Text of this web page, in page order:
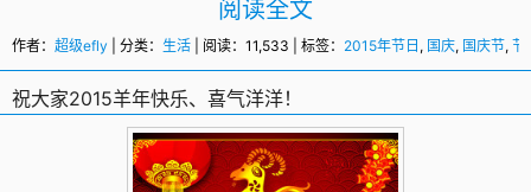
阅读全文
作者： 超级efly | 分类： 生活 | 阅读：11,533 | 标签： 2015年节日 , 国庆, 国庆节, 节
祝大家2015羊年快乐、喜气洋洋！